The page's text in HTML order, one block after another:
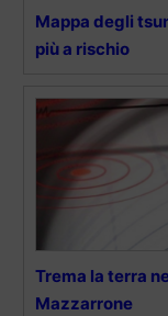
Mappa degli
più a rischio
Trema la terra
Mazzarrone